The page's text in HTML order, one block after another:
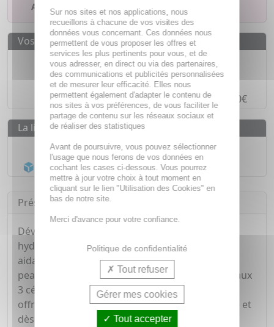
Ajouter à mes favoris
Vos avantages
Des prixIMBATTABLES
Paiement en ligneSÉCURISÉ
Paiement en4 fois sans fraisà partir de 30€
La livraison
Livraison gratuite dès 55€
Acheminement Chronopost en 24h*
Présentation
Développe avec des dermatologues, le lait
hydratant CeraVe hydrate efficacement tout en
aidant à restaurer la barrière protectrice de la
peau. Sa texture légère et non grasse, enrichie aux
3 céramides essentiels et à l'acide hyaluronique,
offre une hydratation tout au long de la journée et
dès la première application.
Sur nos sites et nos applications, nous
recueillons à chacune de vos visites des
données vous concernant. Ces données nous
permettent de vous proposer les offres et
services les plus pertinents pour vous, et de
vous adresser, en direct ou via des partenaires,
des communications et publicités personnalisées
et de mesurer leur efficacité. Elles nous
permettent également d'adapter le contenu de
nos sites à vos préférences, de vous faciliter le
partage de contenu sur les réseaux sociaux et
de réaliser des statistiques
Avant de poursuivre, vous pouvez sélectionner
l'usage que nous ferons de vos données en
cochant les cases ci-dessous. Vous pourrez
mettre à jour votre choix à tout moment en
cliquant sur le lien "Utilisation des Cookies" en
bas de notre site.
Merci d'avance pour votre confiance.
Politique de confidentialité
Tout refuser
Gérer mes cookies
Tout accepter